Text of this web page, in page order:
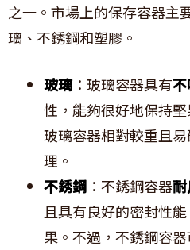
之一。市場上的保存容器主
璃、不銹鋼和塑膠。
玻璃：玻璃容器具有
性，能夠很好地保持堅
玻璃容器相對較重且
理。
不銹鋼 ：不銹鋼容器
且具有良好的密封性
果。不過，不銹鋼容